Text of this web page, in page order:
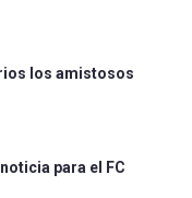
los amistosos
para el FC